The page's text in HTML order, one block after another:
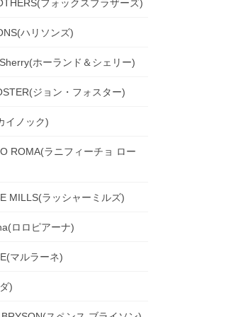
フォックスブラザーズ)
ハリソンズ)
ホーランド＆シェリー)
ジョン・フォスター)
イノック)
ROMA(ラニフィーチョ ロー
MILLS(ラッシャーミルズ)
ロロピアーナ)
マルラーネ)
)